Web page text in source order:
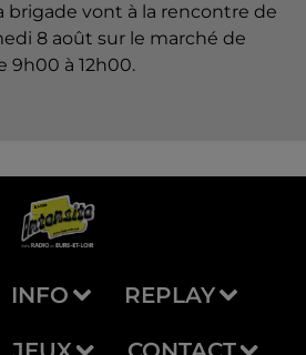
brigade vont à la rencontre de
8 août sur le marché de
9h00 à 12h00.
INFO REPLAY